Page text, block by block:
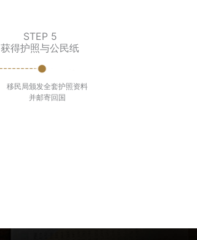
STEP 5
获得护照与公民纸
移民局颁发全套护照资料
并邮寄回国